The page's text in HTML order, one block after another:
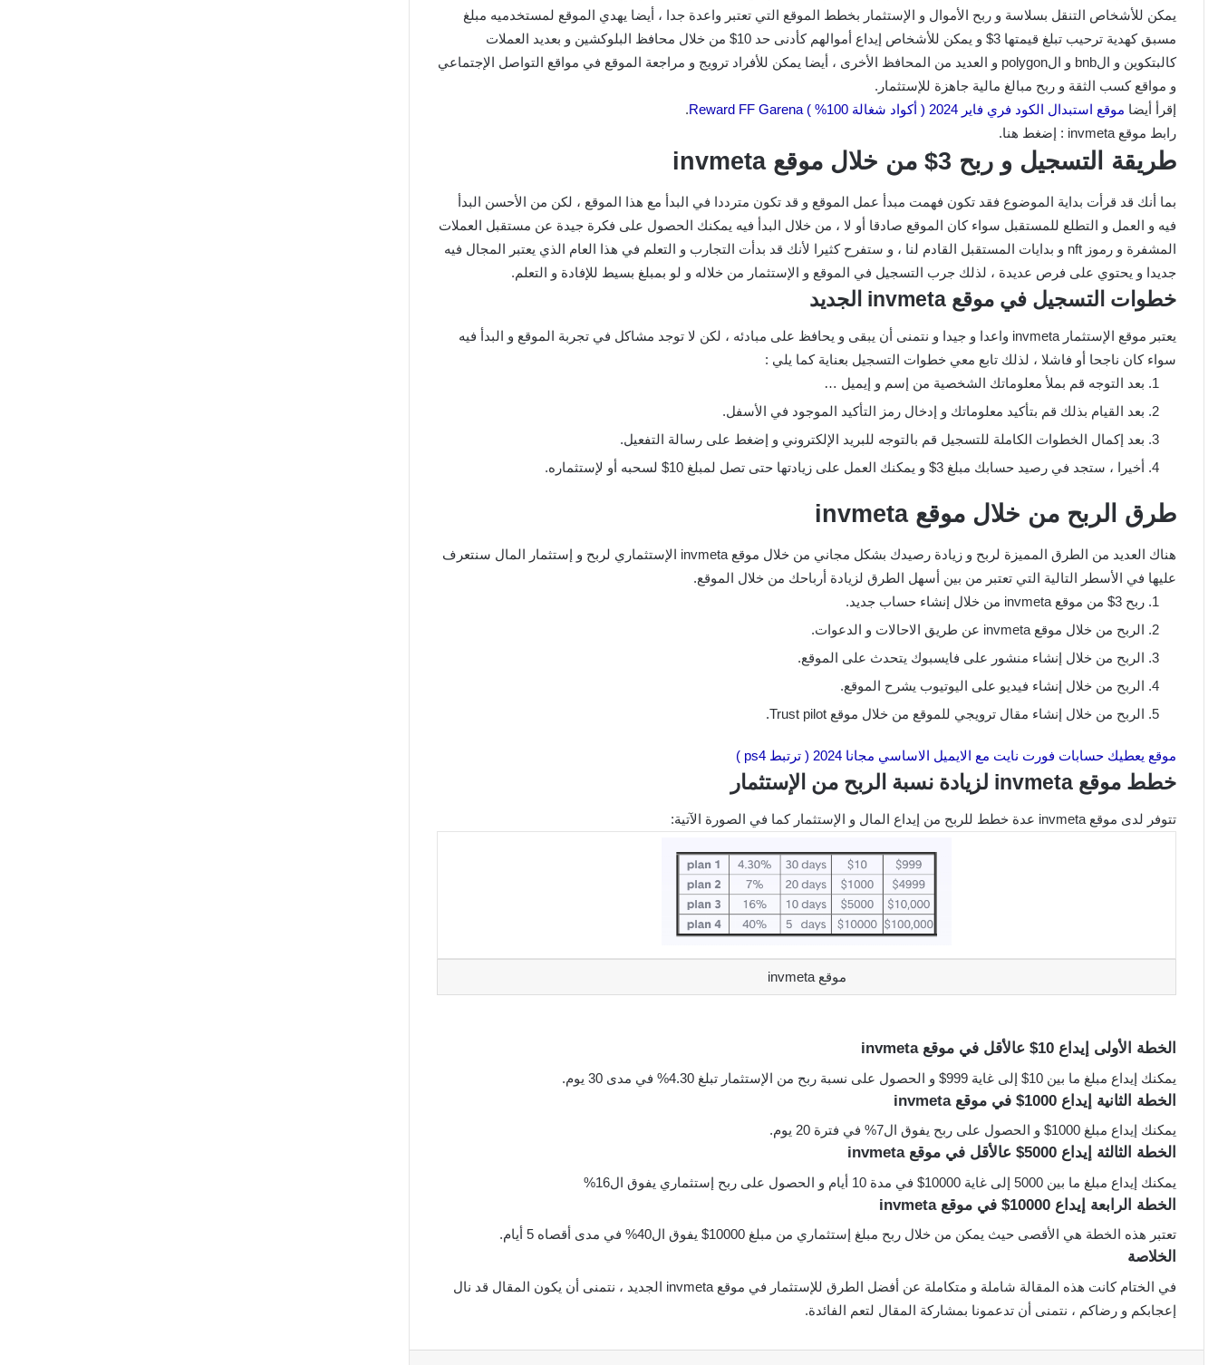
يمكن للأشخاص التنقل بسلاسة و ربح الأموال و الإستثمار بخطط الموقع التي تعتبر واعدة جدا ، أيضا يهدي الموقع لمستخدميه مبلغ
مسبق كهدية ترحيب تبلغ قيمتها 3$ و يمكن للأشخاص إيداع أموالهم كأدنى حد 10$ من خلال محافظ البلوكشين و بعديد العملات
كالبتكوين و الbnb و الpolygon و العديد من المحافظ الأخرى ، أيضا يمكن للأفراد ترويج و مراجعة الموقع في مواقع التواصل الإجتماعي
و مواقع كسب الثقة و ربح مبالغ مالية جاهزة للإستثمار.
إقرأ أيضا موقع استبدال الكود فري فاير 2024 ( أكواد شغالة 100% ) Reward FF Garena
.
رابط موقع invmeta : إضغط هنا.
طريقة التسجيل و ربح 3$ من خلال موقع invmeta
بما أنك قد قرأت بداية الموضوع فقد تكون فهمت مبدأ عمل الموقع و قد تكون مترددا في البدأ مع هذا الموقع ، لكن من الأحسن البدأ
فيه و العمل و التطلع للمستقبل سواء كان الموقع صادقا أو لا ، من خلال البدأ فيه يمكنك الحصول على فكرة جيدة عن مستقبل العملات
المشفرة و رموز nft و بدايات المستقبل القادم لنا ، و ستفرح كثيرا لأنك قد بدأت التجارب و التعلم في هذا العام الذي يعتبر المجال فيه
جديدا و يحتوي على فرص عديدة ، لذلك جرب التسجيل في الموقع و الإستثمار من خلاله و لو بمبلغ بسيط للإفادة و التعلم.
خطوات التسجيل في موقع invmeta الجديد
يعتبر موقع الإستثمار invmeta واعدا و جيدا و نتمنى أن يبقى و يحافظ على مبادئه ، لكن لا توجد مشاكل في تجربة الموقع و البدأ فيه
سواء كان ناجحا أو فاشلا ، لذلك تابع معي خطوات التسجيل بعناية كما يلي :
بعد التوجه قم بملأ معلوماتك الشخصية من إسم و إيميل …
بعد القيام بذلك قم بتأكيد معلوماتك و إدخال رمز التأكيد الموجود في الأسفل.
بعد إكمال الخطوات الكاملة للتسجيل قم بالتوجه للبريد الإلكتروني و إضغط على رسالة التفعيل.
أخيرا ، ستجد في رصيد حسابك مبلغ 3$ و يمكنك العمل على زيادتها حتى تصل لمبلغ 10$ لسحبه أو لإستثماره.
طرق الربح من خلال موقع invmeta
هناك العديد من الطرق المميزة لربح و زيادة رصيدك بشكل مجاني من خلال موقع invmeta الإستثماري لربح و إستثمار المال سنتعرف
عليها في الأسطر التالية التي تعتبر من بين أسهل الطرق لزيادة أرباحك من خلال الموقع.
ربح 3$ من موقع invmeta من خلال إنشاء حساب جديد.
الربح من خلال موقع invmeta عن طريق الاحالات و الدعوات.
الربح من خلال إنشاء منشور على فايسبوك يتحدث على الموقع.
الربح من خلال إنشاء فيديو على اليوتيوب يشرح الموقع.
الربح من خلال إنشاء مقال ترويجي للموقع من خلال موقع Trust pilot.
موقع يعطيك حسابات فورت نايت مع الايميل الاساسي مجانا 2024 ( ترتبط ps4 )
خطط موقع invmeta لزيادة نسبة الربح من الإستثمار
تتوفر لدى موقع invmeta عدة خطط للربح من إيداع المال و الإستثمار كما في الصورة الآتية:
موقع invmeta
الخطة الأولى إيداع 10$ عالأقل في موقع invmeta
يمكنك إيداع مبلغ ما بين 10$ إلى غاية 999$ و الحصول على نسبة ربح من الإستثمار تبلغ 4.30% في مدى 30 يوم.
الخطة الثانية إيداع 1000$ في موقع invmeta
يمكنك إيداع مبلغ 1000$ و الحصول على ربح يفوق ال7% في فترة 20 يوم.
الخطة الثالثة إيداع 5000$ عالأقل في موقع invmeta
يمكنك إيداع مبلغ ما بين 5000 إلى غاية 10000$ في مدة 10 أيام و الحصول على ربح إستثماري يفوق ال16%
الخطة الرابعة إيداع 10000$ في موقع invmeta
تعتبر هذه الخطة هي الأقصى حيث يمكن من خلال ربح مبلغ إستثماري من مبلغ 10000$ يفوق ال40% في مدى أقصاه 5 أيام.
الخلاصة
في الختام كانت هذه المقالة شاملة و متكاملة عن أفضل الطرق للإستثمار في موقع invmeta الجديد ، نتمنى أن يكون المقال قد نال
إعجابكم و رضاكم ، نتمنى أن تدعمونا بمشاركة المقال لتعم الفائدة.